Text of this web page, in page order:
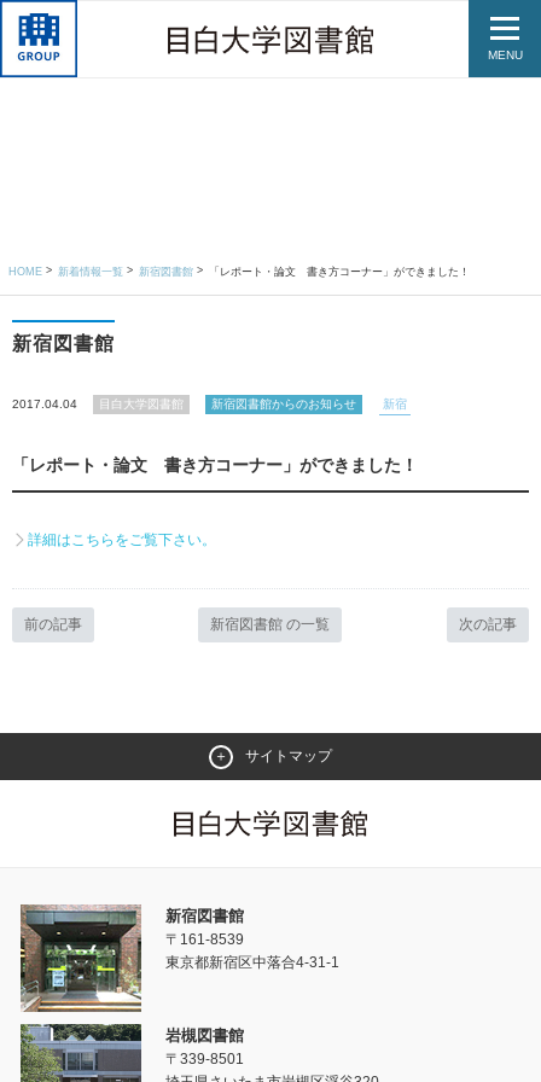
MENU
HOME 新着情報一覧 新宿図書館 「レポート・論文 書き方コーナー」ができました！
新宿図書館
2017.04.04 目白大学図書館 新宿図書館からのお知らせ 新宿
「レポート・論文 書き方コーナー」ができました！
詳細はこちらをご覧下さい。
前の記事 新宿図書館 の一覧 次の記事
サイトマップ
新宿図書館
〒161-8539
東京都新宿区中落合4-31-1
岩槻図書館
〒339-8501